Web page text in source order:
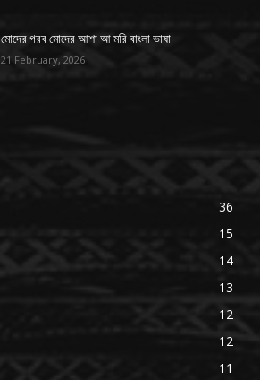
মোদের গরব মোদের আশা আ মরি বাংলা ভাষা
21 February, 2026
36
15
14
13
12
12
11